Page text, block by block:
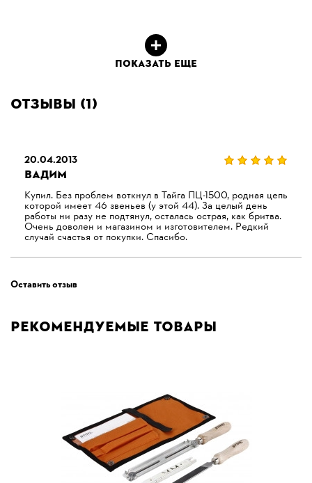
ПОКАЗАТЬ ЕЩЕ
Отзывы (1)
20.04.2013
ВАДИМ
Купил. Без проблем воткнул в Тайга ПЦ-1500, родная цепь
которой имеет 46 звеньев (у этой 44). За целый день
работы ни разу не подтянул, осталась острая, как бритва.
Очень доволен и магазином и изготовителем. Редкий
случай счастья от покупки. Спасибо.
Оставить отзыв
Рекомендуемые товары